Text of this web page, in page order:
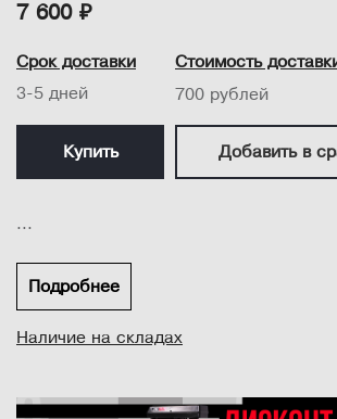
7 600 ₽
Срок доставки
3-5 дней
Стоимость
700 рублей
Купить Добавить в
...
Подробнее
Наличие на складах